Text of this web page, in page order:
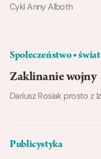
Cykl Anny Alboth
Społeczeństwo ◆ świat
Zaklinanie wojny
Dariusz Rosiak prosto z
Publicystyka